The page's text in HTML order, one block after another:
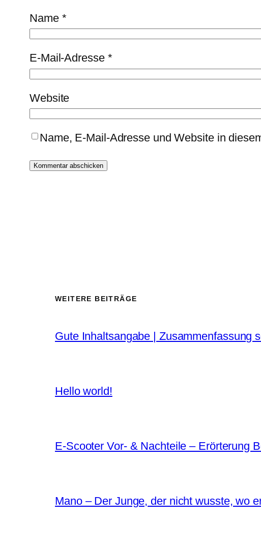
Name *
E-Mail-Adresse *
Website
Name, E-Mail-Adresse und Website in
WEITERE BEITRÄGE
Gute Inhaltsangabe | Zusammenfassung
Hello world!
E-Scooter Vor- & Nachteile – Erörterung
Mano – Der Junge, der nicht wusste, wo